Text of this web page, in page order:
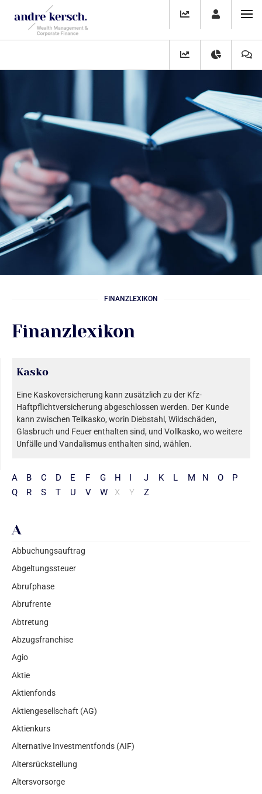
FINANZLEXIKON
Finanzlexikon
A B C D E F G H J K L M N O
P
Q
R S T U V W X Y Z
A
Abbuchungsauftrag
Abgeltungssteuer
Abrufphase
Abrufrente
Abtretung
Abzugsfranchise
Agio
Aktie
Aktienfonds
Aktiengesellschaft (AG)
Aktienkurs
Alternative Investmentfonds (AIF)
Altersrückstellung
Altersvorsorge
Kasko
Eine Kaskoversicherung kann zusätzlich zu der Kfz-
Haftpflichtversicherung abgeschlossen werden. Der Kunde
kann zwischen Teilkasko, worin Diebstahl, Wildschäden,
Glasbruch und Feuer enthalten sind, und Vollkasko, wo weitere
Unfälle und Vandalismus enthalten sind, wählen.